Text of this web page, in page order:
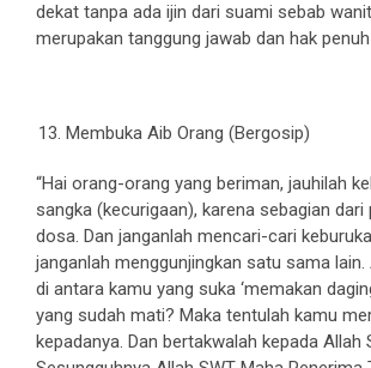
dekat tanpa ada ijin dari suami sebab
merupakan tanggung jawab dan hak
Membuka Aib Orang (Bergosip)
“Hai orang-orang yang beriman, jauhilah
sangka (kecurigaan), karena sebagian
dosa. Dan janganlah mencari-cari
janganlah menggunjingkan satu sama
di antara kamu yang suka ‘memakan
yang sudah mati? Maka tentulah kamu
kepadanya. Dan bertakwalah kepada Allah